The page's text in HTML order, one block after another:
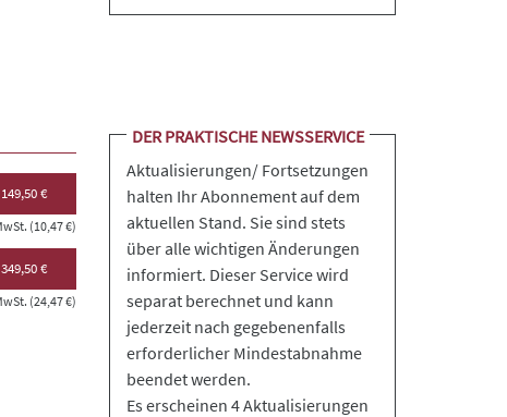
149,50 €
(10,47 €)
349,50 €
(24,47 €)
DER PRAKTISCHE NEWSSERVICE
Aktualisierungen/ Fortsetzungen
halten Ihr Abonnement auf dem
aktuellen Stand. Sie sind stets
über alle wichtigen Änderungen
informiert. Dieser Service wird
separat berechnet und kann
jederzeit nach gegebenenfalls
erforderlicher Mindestabnahme
beendet werden.
Es erscheinen 4 Aktualisierungen